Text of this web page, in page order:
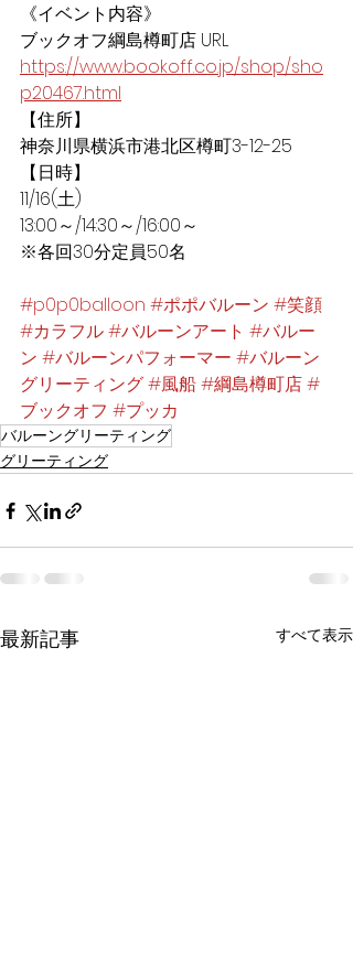
《イベント内容》
ブックオフ綱島樽町店 URL
https://www.bookoff.co.jp/shop/sho
p20467.html
【住所】
神奈川県横浜市港北区樽町3-12-25
【日時】
11/16(土)
13:00～/14:30～/16:00～
※各回30分定員50名
#p0p0balloon #ポポバルーン #笑顔
#カラフル#バルーンアート #バルー
ン #バルーンパフォーマー #バルーン
グリーティング#風船#綱島樽町店#
ブックオフ #プッカ
バルーングリーティング
グリーティング
最新記事 すべて表示